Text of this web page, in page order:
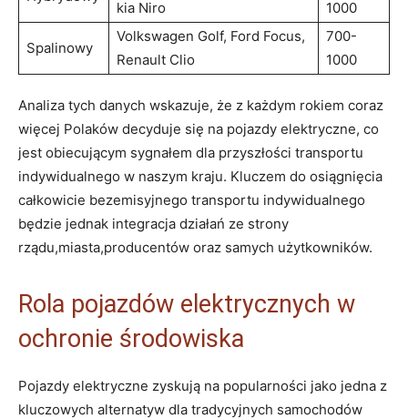
kia Niro 1000
Spalinowy
Volkswagen Golf, Ford Focus,
⁣Renault Clio
700-
1000
Analiza tych danych wskazuje, że z każdym rokiem coraz
‌więcej⁤ Polaków decyduje się na pojazdy elektryczne, co
jest obiecującym sygnałem dla przyszłości transportu
indywidualnego w naszym kraju. ⁢Kluczem do osiągnięcia⁣
całkowicie bezemisyjnego transportu indywidualnego
będzie jednak integracja działań ze​ strony
⁣rządu,miasta,producentów oraz samych ‌użytkowników.
Rola pojazdów elektrycznych w
ochronie środowiska
Pojazdy ‌elektryczne zyskują na popularności jako jedna⁣ z
kluczowych alternatyw dla tradycyjnych samochodów